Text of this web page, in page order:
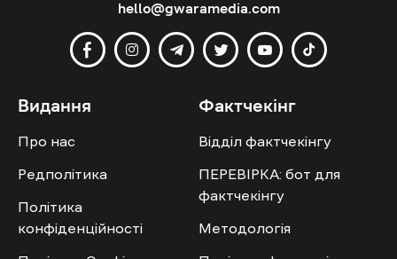
hello@gwaramedia.com
Видання
Про нас
Редполітика
Політика
конфіденційності
Фактчекінг
Відділ фактчекінгу
ПЕРЕВІРКА: бот для
фактчекінгу
Методологія